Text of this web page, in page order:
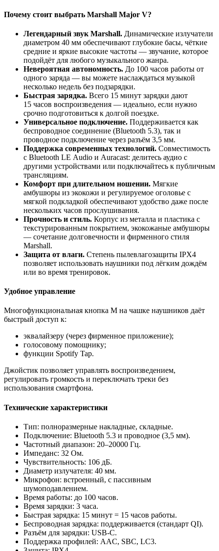
Почему стоит выбрать Marshall Major V?
Легендарный звук Marshall. Динамические излучатели
диаметром 40 мм обеспечивают глубокие басы, чёткие
средние и яркие высокие частоты — звучание, которое
подойдёт для любого музыкального жанра.
Невероятная автономность. До 100 часов работы от
одного заряда — вы можете наслаждаться музыкой
несколько недель без подзарядки.
Быстрая зарядка. Всего 15 минут зарядки дают
15 часов воспроизведения — идеально, если нужно
срочно подготовиться к долгой поездке.
Универсальное подключение. Поддерживается как
беспроводное соединение (Bluetooth 5.3), так и
проводное подключение через разъём 3,5 мм.
Поддержка современных технологий. Совместимость
с Bluetooth LE Audio и Auracast: делитесь аудио с
другими устройствами или подключайтесь к публичным
трансляциям.
Комфорт при длительном ношении. Мягкие
амбушюры из экокожи и регулируемое оголовье с
мягкой подкладкой обеспечивают удобство даже после
нескольких часов прослушивания.
Прочность и стиль. Корпус из металла и пластика с
текстурированным покрытием, экокожаные амбушюры
— сочетание долговечности и фирменного стиля
Marshall.
Защита от влаги. Степень пылевлагозащиты IPX4
позволяет использовать наушники под лёгким дождём
или во время тренировок.
Удобное управление
Многофункциональная кнопка M на чашке наушников даёт
быстрый доступ к:
эквалайзеру (через фирменное приложение);
голосовому помощнику;
функции Spotify Tap.
Джойстик позволяет управлять воспроизведением,
регулировать громкость и переключать треки без
использования смартфона.
Технические характеристики
Тип: полноразмерные накладные, складные.
Подключение: Bluetooth 5.3 и проводное (3,5 мм).
Частотный диапазон: 20–20000 Гц.
Импеданс: 32 Ом.
Чувствительность: 106 дБ.
Диаметр излучателя: 40 мм.
Микрофон: встроенный, с пассивным
шумоподавлением.
Время работы: до 100 часов.
Время зарядки: 3 часа.
Быстрая зарядка: 15 минут = 15 часов работы.
Беспроводная зарядка: поддерживается (стандарт QI).
Разъём для зарядки: USB‑C.
Поддержка профилей: AAC, SBC, LC3.